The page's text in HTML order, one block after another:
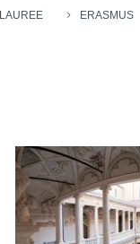
LAUREE ERASMUS